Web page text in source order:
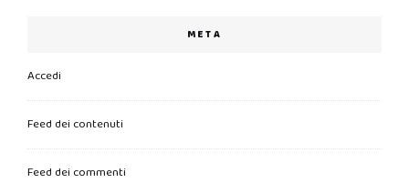
META
Accedi
Feed dei contenuti
Feed dei commenti